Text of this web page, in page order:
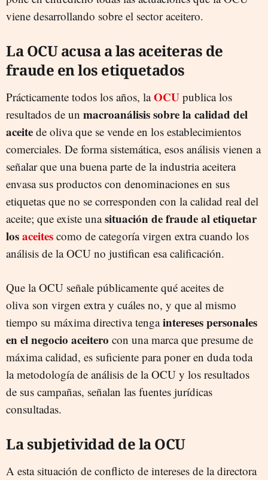
viene desarrollando sobre el sector aceitero.
La OCU acusa a las aceiteras de
fraude en los etiquetados
Prácticamente todos los años, laOCU publica los
resultados de un macroanálisis sobre la calidad del
aceite de oliva que se vende en los establecimientos
comerciales. De forma sistemática, esos análisis vienen a
señalar que una buena parte de la industria aceitera
envasa sus productos con denominaciones en sus
etiquetas que no se corresponden con la calidad real del
aceite; que existe unasituación de fraude al etiquetar
losaceites como de categoría virgen extra cuando los
análisis de la OCU no justifican esa calificación.
Que la OCU señale públicamente qué aceites de
oliva son virgen extra y cuáles no, y que al mismo
tiempo su máxima directiva tengaintereses personales
en el negocio aceitero con una marca que presume de
máxima calidad, es suficiente para poner en duda toda
la metodología de análisis de la OCU y los resultados
de sus campañas, señalan las fuentes jurídicas
consultadas.
La subjetividad de la OCU
A esta situación de conflicto de intereses de la directora